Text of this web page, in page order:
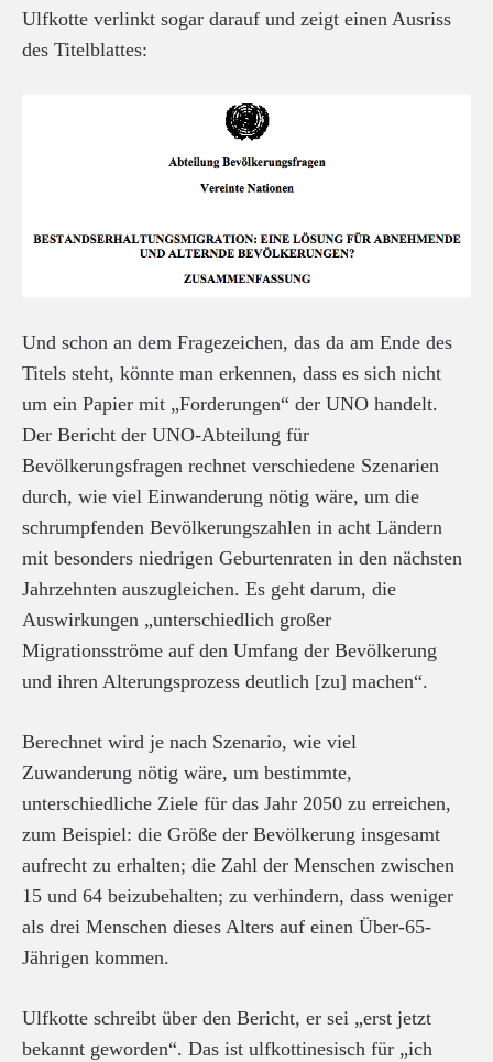
Ulfkotte verlinkt sogar darauf und zeigt einen Ausriss
des Titelblattes:
Und schon an dem Fragezeichen, das da am Ende des
Titels steht, könnte man erkennen, dass es sich nicht
um ein Papier mit „Forderungen“ der UNO handelt.
Der Bericht der UNO-Abteilung für
Bevölkerungsfragen rechnet verschiedene Szenarien
durch, wie viel Einwanderung nötig wäre, um die
schrumpfenden Bevölkerungszahlen in acht Ländern
mit besonders niedrigen Geburtenraten in den nächsten
Jahrzehnten auszugleichen. Es geht darum, die
Auswirkungen „unterschiedlich großer
Migrationsströme auf den Umfang der Bevölkerung
und ihren Alterungsprozess deutlich [zu] machen“.
Berechnet wird je nach Szenario, wie viel
Zuwanderung nötig wäre, um bestimmte,
unterschiedliche Ziele für das Jahr 2050 zu erreichen,
zum Beispiel: die Größe der Bevölkerung insgesamt
aufrecht zu erhalten; die Zahl der Menschen zwischen
15 und 64 beizubehalten; zu verhindern, dass weniger
als drei Menschen dieses Alters auf einen Über-65-
Jährigen kommen.
Ulfkotte schreibt über den Bericht, er sei „erst jetzt
bekannt geworden“. Das ist ulfkottinesisch für „ich